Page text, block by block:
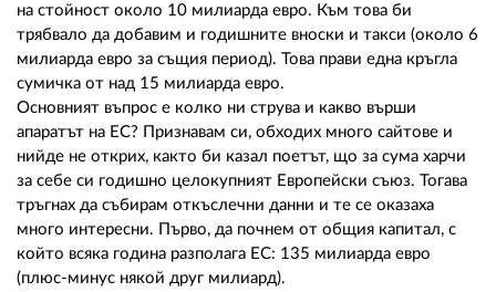
на стойност около 10 милиарда евро. Към това би
трябвало да добавим и годишните вноски и такси (около 6
милиарда евро за същия период). Това прави една кръгла
сумичка от над 15 милиарда евро.
Основният въпрос е колко ни струва и какво върши
апаратът на ЕС? Признавам си, обходих много сайтове и
нийде не открих, както би казал поетът, що за сума харчи
за себе си годишно целокупният Европейски съюз. Тогава
тръгнах да събирам откъслечни данни и те се оказаха
много интересни. Първо, да почнем от общия капитал, с
който всяка година разполага ЕС: 135 милиарда евро
(плюс-минус някой друг милиард).